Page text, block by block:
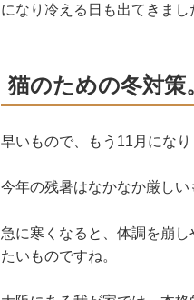
になり冷える日も出てきまし
猫のための冬対
早いもので、もう11月になり
今年の残暑はなかなか厳し
急に寒くなると、体調を崩
たいものですね。